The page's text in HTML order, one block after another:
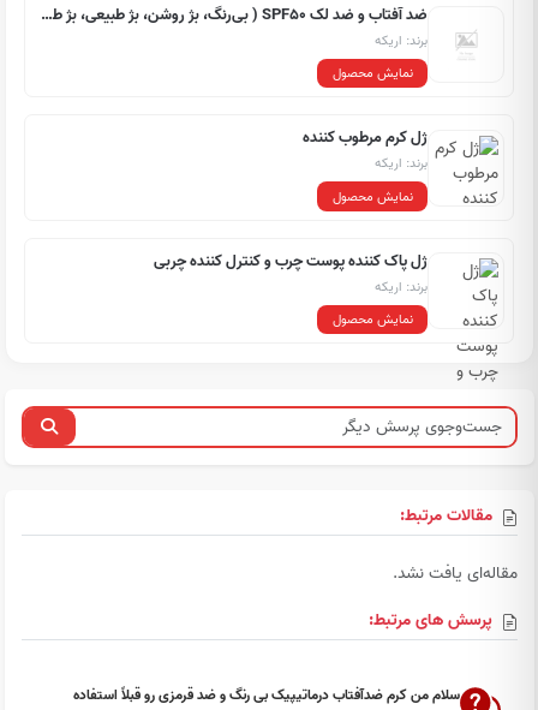
ضد آفتاب و ضد لک SPF50 ( بی‌رنگ، بژ روشن، بژ طبیعی، بژ طلایی )
برند: اریکه
نمایش محصول
ژل کرم مرطوب کننده
برند: اریکه
نمایش محصول
ژل پاک کننده پوست چرب و کنترل کننده چربی
برند: اریکه
نمایش محصول
مقالات مرتبط:
مقاله‌ای یافت نشد.
پرسش های مرتبط:
سلام من کرم ضدآفتاب درماتیپیک بی رنگ و ضد قرمزی رو قبلاً استفاده